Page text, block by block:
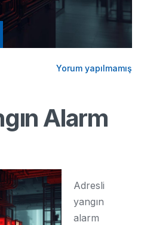
Yorum yapılmamış
Alarm
Adresli
yangın
alarm